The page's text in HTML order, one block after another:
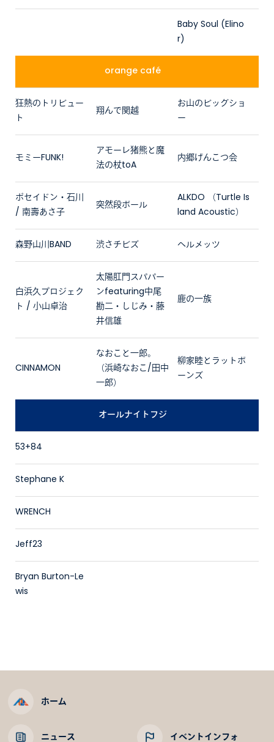
Baby Soul (Elino
r)
orange café
狂熱のトリビュー
ト
翔んで関越
お山のビッグショ
ー
モミーFUNK!
アモーレ猪熊と魔
法の杖toA
内郷げんこつ会
ポセイドン・石川
/ 南壽あさ子
突然段ボール
ALKDO （Turtle Is
land Acoustic）
森野山川BAND 渋さチビズ ヘルメッツ
白浜久プロジェク
ト / 小山卓治
太陽肛門スパパー
ンfeaturing中尾
勘二・しじみ・藤
井信雄
鹿の一族
CINNAMON
なおこと一郎。
（浜崎なおこ/田中
一郎）
柳家睦とラットボ
ーンズ
オールナイトフジ
53+84
Stephane K
WRENCH
Jeff23
Bryan Burton-Le
wis
ホーム
ニュース イベントインフォ